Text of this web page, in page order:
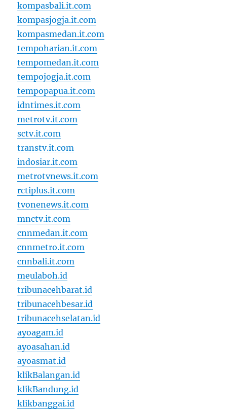
kompasbali.it.com
kompasjogja.it.com
kompasmedan.it.com
tempoharian.it.com
tempomedan.it.com
tempojogja.it.com
tempopapua.it.com
idntimes.it.com
metrotv.it.com
sctv.it.com
transtv.it.com
indosiar.it.com
metrotvnews.it.com
rctiplus.it.com
tvonenews.it.com
mnctv.it.com
cnnmedan.it.com
cnnmetro.it.com
cnnbali.it.com
meulaboh.id
tribunacehbarat.id
tribunacehbesar.id
tribunacehselatan.id
ayoagam.id
ayoasahan.id
ayoasmat.id
klikBalangan.id
klikBandung.id
klikbanggai.id